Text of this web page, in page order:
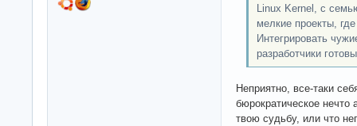
Linux Kernel, с
мелкие проекты,
Интегрировать
разработчики
Неприятно, все-таки
бюрократическое нечто
твою судьбу, или что